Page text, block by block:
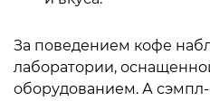
За поведением кофе
лаборатории,
оборудованием. А